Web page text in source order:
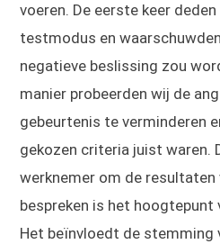
voeren. De eerste keer
testmodus en
negatieve beslissing zou
manier probeerden wij de
gebeurtenis te verminderen
gekozen criteria juist waren.
werknemer om de
bespreken is het hoogtepunt
Het beïnvloedt de stemming